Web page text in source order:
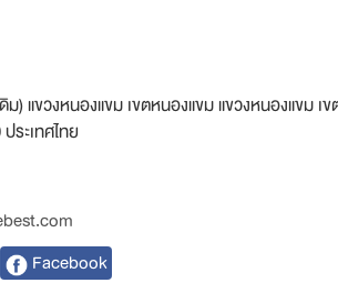
) แขวงหนองแขม เขตหนองแขม แขวงหนองแขม เ
ระเทศไทย
Facebook